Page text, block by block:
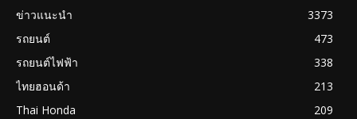
ข่าวแนะนำ
3373
รถยนต์
473
รถยนต์ไฟฟ้า
338
ไทยฮอนด้า
213
Thai Honda
209